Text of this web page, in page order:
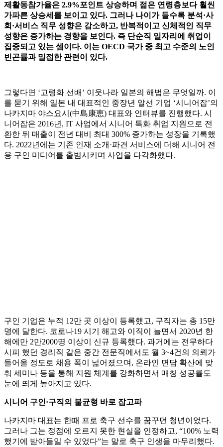
제활동참가율은 2.9%포인트 상승하며 젊은 연령층보다 훨씬
가파른 상승세를 보이고 있다. 그러나 나이가 들수록 분석·사
회·서비스 직무 성향은 감소하고, 반복적이고 신체적인 직무
성향은 증가하는 경향을 보인다. 즉 단순직 일자리에 취업이
집중되고 있는 셈이다. 이는 OECD 국가 중 최고 수준의 노인
빈곤률과 밀접한 관련이 있다.
그렇다면 ‘고령화 선배’ 이웃나라 일본의 해법은 무엇일까. 이
를 묻기 위해 일본 내 대표적인 중장년 알선 기업 ‘시니어잡’의
나카지마 야스요시(中島康恵) 대표와 인터뷰를 진행했다. 시
니어잡은 2016년, IT 사업에서 시니어 특화 취업 지원으로 전
환한 뒤 매출이 전년 대비 최대 300% 증가하는 성장을 기록했
다. 2022년에는 기존 인재 소개·파견 서비스에 더해 시니어 전
용 구인 미디어를 출범시키며 사업을 다각화했다.
구인 기업은 누적 12만 곳 이상이 등록했고, 구직자는 총 15만
명에 달한다. 코로나19 시기 해고와 이직이 늘면서 2020년 한
해에만 2만2000명 이상이 신규 등록했다. 과거에는 전무하다
시피 했던 경리직 같은 중간 전문직에서도 월 3~4건의 의뢰가
들어올 정도로 채용 폭이 넓어졌으며, 온라인 면담 확산에 맞
춰 세미나 등을 통해 지원 체계를 강화하면서 매칭 성공률도
눈에 띄게 높아지고 있다.
시니어 구인·구직의 불균형 바로 잡고파
나카지마 대표는 한때 프로 축구 선수를 꿈꾸던 청년이었다.
그러나 그는 정점에 오르지 못한 현실을 인정하고, “100% 노력
했기에 받아들일 수 있었다”는 말로 축구 인생을 마무리했다.